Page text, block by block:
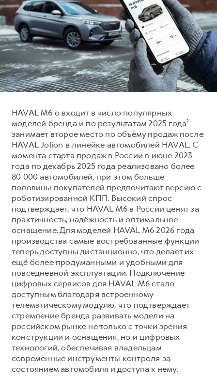
DARGO
от 3 199 000 ₽
DARGO X
от 3 499 000 ₽
F7
от 2 899 000 ₽
F7X
от 3 599 000 ₽
от 3 449 000 ₽
Тест-драйв
КРЕДИТ И СТРАХОВАНИЕ
Кредитный калькулятор
Страхование
Кредит
КОРПОРАТИВНЫМ КЛИЕНТАМ
Для малого бизнеса
Корпоративным клиентам
Крупным корпоративным клиентам
Система управления автопарком
Сервис для корпоративных клиентов
HAVAL Лизинг
Автомобильные аксессуары
Коллекция CITY
Коллекция Базовая
Коллекция Детская
СЕРВИСНОЕ ОБСЛУЖИВАНИЕ
Нулевое ТО
Программа «Помощь на дороге»
Регламенты технического обслуживания
Электронный ПТС
GWM Безопасность
Гарантия HAVAL
Мобильное приложение GWM
Программа «HAVAL Защита+»
Руководства по эксплуатации
Подписки
АКСЕССУАРЫ HAVAL
Автомобильные аксессуары
Коллекция CITY
Коллекция Базовая
Коллекция Детская
О дилере
Наша команда
Контакты
HAVAL M6 о входит в число популярных
моделей бренда и по результатам 2025 года²
занимает второе место по объёму продаж после
HAVAL Jolion в линейке автомобилей HAVAL. С
момента старта продаж в России в июне 2023
года по декабрь 2025 года реализовано более
80 000 автомобилей, при этом больше
половины покупателей предпочитают версию с
роботизированной КПП. Высокий спрос
подтверждает, что HAVAL M6 в России ценят за
практичность, надёжность и оптимальное
оснащение. Для моделей HAVAL M6 2026 года
производства самые востребованные функции
теперь доступны дистанционно, что делает их
ещё более продуманными и удобными для
повседневной эксплуатации. Подключение
цифровых сервисов для HAVAL M6 стало
доступным благодаря встроенному
телематическому модулю, что подтверждает
стремление бренда развивать модели на
российском рынке не только с точки зрения
конструкции и оснащения, но и цифровых
технологий, обеспечивая владельцам
современные инструменты контроля за
состоянием автомобиля и доступа к нему.